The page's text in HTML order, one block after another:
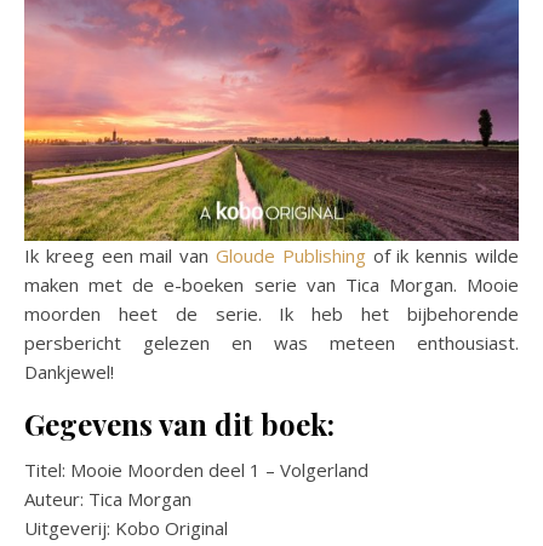
Ik kreeg een mail van Gloude Publishing of ik kennis wilde
maken met de e-boeken serie van Tica Morgan. Mooie
moorden heet de serie. Ik heb het bijbehorende
persbericht gelezen en was meteen enthousiast.
Dankjewel!
Gegevens van dit boek:
Titel: Mooie Moorden deel 1 – Volgerland
Auteur: Tica Morgan
Uitgeverij: Kobo Original